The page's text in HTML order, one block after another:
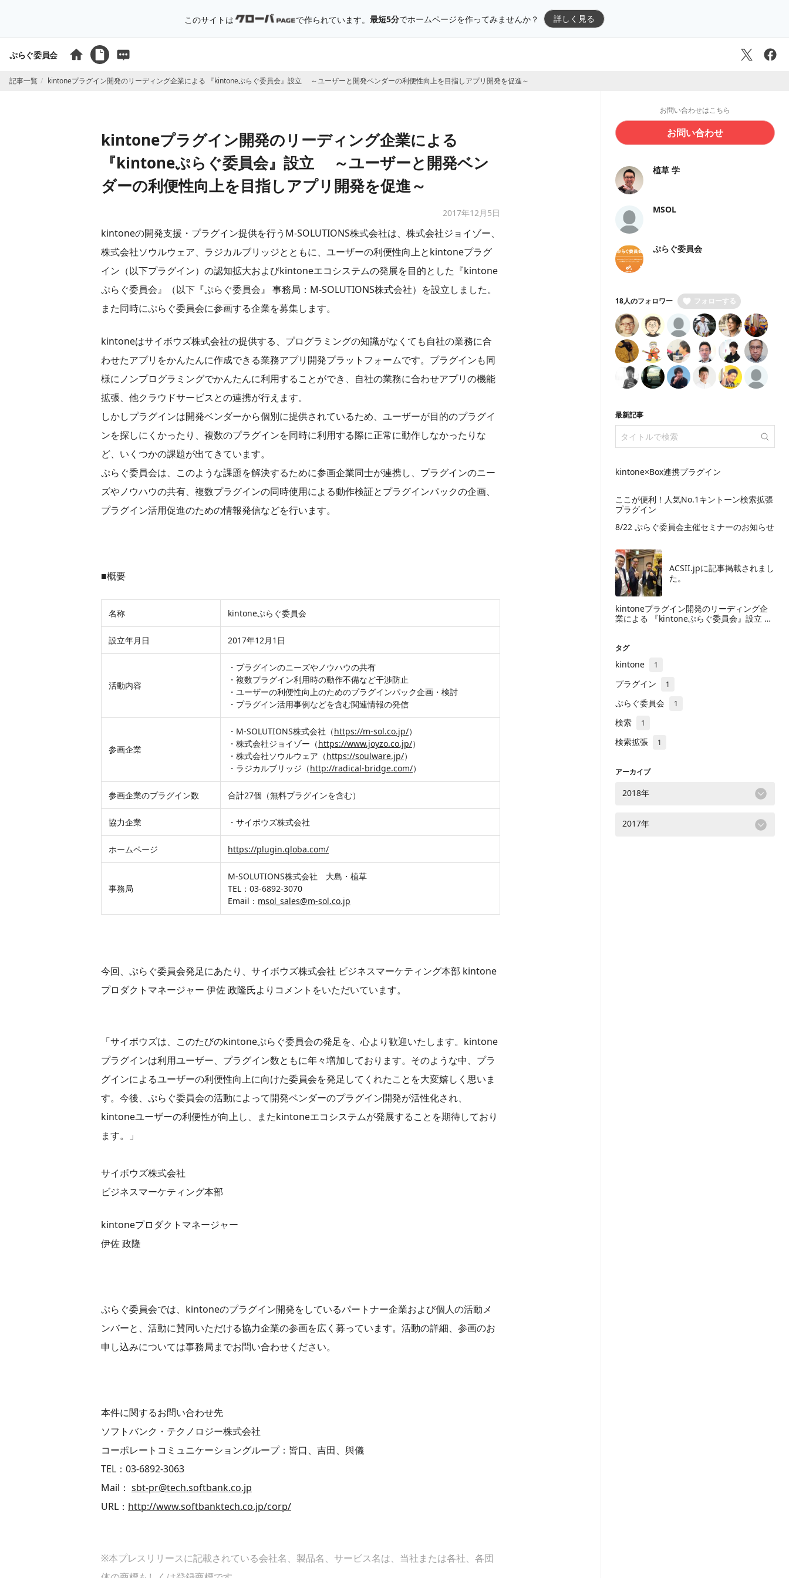
このサイトは で作られています。 最短5分でホームページを作ってみませんか？ 詳しく見る
ぷらぐ委員会
記事一覧 kintoneプラグイン開発のリーディング企業による 『kintoneぷらぐ委員会』設立 ～ユーザーと開発ベンダーの利便性向上を目指しアプリ開発を促進～
kintoneプラグイン開発のリーディング企業による
『kintoneぷらぐ委員会』設立 ～ユーザーと開発ベン
ダーの利便性向上を目指しアプリ開発を促進～
2017年12月5日
kintoneの開発支援・プラグイン提供を行うM-SOLUTIONS株式会社は、株式会社ジョイゾー、
株式会社ソウルウェア、ラジカルブリッジとともに、ユーザーの利便性向上とkintoneプラグ
イン（以下プラグイン）の認知拡大およびkintoneエコシステムの発展を目的とした『kintone
ぷらぐ委員会』（以下『ぷらぐ委員会』 事務局：M-SOLUTIONS株式会社）を設立しました。
また同時にぷらぐ委員会に参画する企業を募集します。
kintoneはサイボウズ株式会社の提供する、プログラミングの知識がなくても自社の業務に合
わせたアプリをかんたんに作成できる業務アプリ開発プラットフォームです。プラグインも同
様にノンプログラミングでかんたんに利用することができ、自社の業務に合わせアプリの機能
拡張、他クラウドサービスとの連携が行えます。
しかしプラグインは開発ベンダーから個別に提供されているため、ユーザーが目的のプラグイ
ンを探しにくかったり、複数のプラグインを同時に利用する際に正常に動作しなかったりな
ど、いくつかの課題が出てきています。
ぷらぐ委員会は、このような課題を解決するために参画企業同士が連携し、プラグインのニー
ズやノウハウの共有、複数プラグインの同時使用による動作検証とプラグインパックの企画、
プラグイン活用促進のための情報発信などを行います。
■概要
名称 kintoneぷらぐ委員会
設立年月日 2017年12月1日
活動内容
・プラグインのニーズやノウハウの共有
・複数プラグイン利用時の動作不備など干渉防止
・ユーザーの利便性向上のためのプラグインパック企画・検討
・プラグイン活用事例などを含む関連情報の発信
参画企業
・M-SOLUTIONS株式会社（https://m-sol.co.jp/）
・株式会社ジョイゾー（https://www.joyzo.co.jp/）
・株式会社ソウルウェア（https://soulware.jp/）
・ラジカルブリッジ（http://radical-bridge.com/）
参画企業のプラグイン数 合計27個（無料プラグインを含む）
協力企業 ・サイボウズ株式会社
ホームページ https://plugin.qloba.com/
事務局
M-SOLUTIONS株式会社 大島・植草
TEL：03-6892-3070
Email： msol_sales@m-sol.co.jp
今回、ぷらぐ委員会発足にあたり、サイボウズ株式会社 ビジネスマーケティング本部 kintone
プロダクトマネージャー 伊佐 政隆氏よりコメントをいただいています。
「サイボウズは、このたびのkintoneぷらぐ委員会の発足を、心より歓迎いたします。kintone
プラグインは利用ユーザー、プラグイン数ともに年々増加しております。そのような中、プラ
グインによるユーザーの利便性向上に向けた委員会を発足してくれたことを大変嬉しく思いま
す。今後、ぷらぐ委員会の活動によって開発ベンダーのプラグイン開発が活性化され、
kintoneユーザーの利便性が向上し、またkintoneエコシステムが発展することを期待しており
ます。」
サイボウズ株式会社
ビジネスマーケティング本部
kintoneプロダクトマネージャー
伊佐 政隆
ぷらぐ委員会では、kintoneのプラグイン開発をしているパートナー企業および個人の活動メ
ンバーと、活動に賛同いただける協力企業の参画を広く募っています。活動の詳細、参画のお
申し込みについては事務局までお問い合わせください。
本件に関するお問い合わせ先
ソフトバンク・テクノロジー株式会社
コーポレートコミュニケーショングループ：皆口、吉田、與儀
TEL：03-6892-3063
Mail： sbt-pr@tech.softbank.co.jp
URL： http://www.softbanktech.co.jp/corp/
※本プレスリリースに記載されている会社名、製品名、サービス名は、当社または各社、各団
お問い合わせはこちら
お問い合わせ
植草 学
MSOL
ぷらぐ委員会
18人のフォロワー フォローする
最新記事
kintone×Box連携プラグイン
ここが便利！人気No.1キントーン検索拡張
プラグイン
8/22 ぷらぐ委員会主催セミナーのお知らせ
ACSII.jpに記事掲載されまし
た。
kintoneプラグイン開発のリーディング企
業による 『kintoneぷらぐ委員会』設立
タグ
kintone 1
プラグイン 1
ぷらぐ委員会 1
検索 1
検索拡張 1
アーカイブ
2018年
2017年